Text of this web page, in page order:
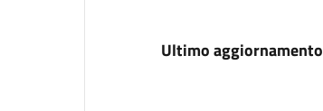
Ultimo aggiornamento